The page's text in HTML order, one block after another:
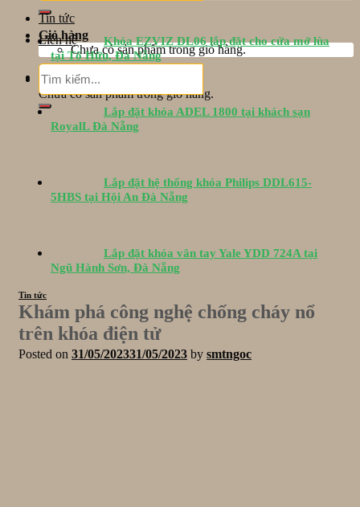
Giỏ hàng
Chưa có sản phẩm trong giỏ hàng.
Giỏ hàng
Chưa có sản phẩm trong giỏ hàng.
Tin tức
Liên hệ
Tìm
kiếm:
Khóa EZVIZ DL06 lắp đặt cho cửa mở lùa
tại Tố Hữu, Đà Nẵng
Lắp đặt khóa ADEL 1800 tại khách sạn
RoyalL Đà Nẵng
Lắp đặt hệ thống khóa Philips DDL615-
5HBS tại Hội An Đà Nẵng
Lắp đặt khóa vân tay Yale YDD 724A tại
Ngũ Hành Sơn, Đà Nẵng
Tin tức
Khám phá công nghệ chống cháy nổ
trên khóa điện tử
Posted on 31/05/202331/05/2023 by smtngoc